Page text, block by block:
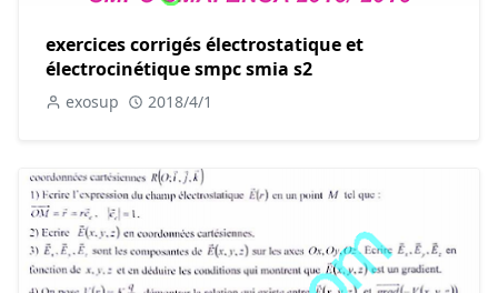
exercices corrigés électrostatique et
électrocinétique smpc smia s2
exosup 2018/4/1